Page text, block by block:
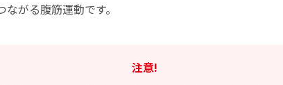
がる腹筋運動です。
注意!